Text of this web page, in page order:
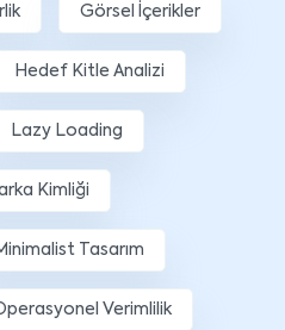
Görsel İçerikler
Hedef Kitle Analizi
Lazy Loading
Kimliği
Tasarım
Verimlilik